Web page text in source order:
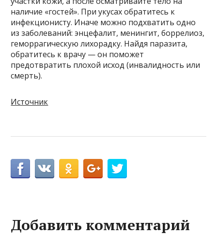
наличие «гостей». При укусах обратитесь к
инфекционисту. Иначе можно подхватить одно
из заболеваний: энцефалит, менингит, боррелиоз,
геморрагическую лихорадку. Найдя паразита,
обратитесь к врачу — он поможет
предотвратить плохой исход (инвалидность или
смерть).
Источник
Добавить комментарий